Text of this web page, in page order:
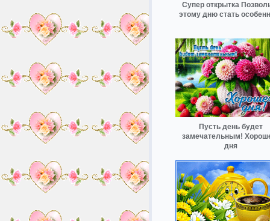
Супер открытка
этому дню стать
Пусть день будет
замечательным!
дня